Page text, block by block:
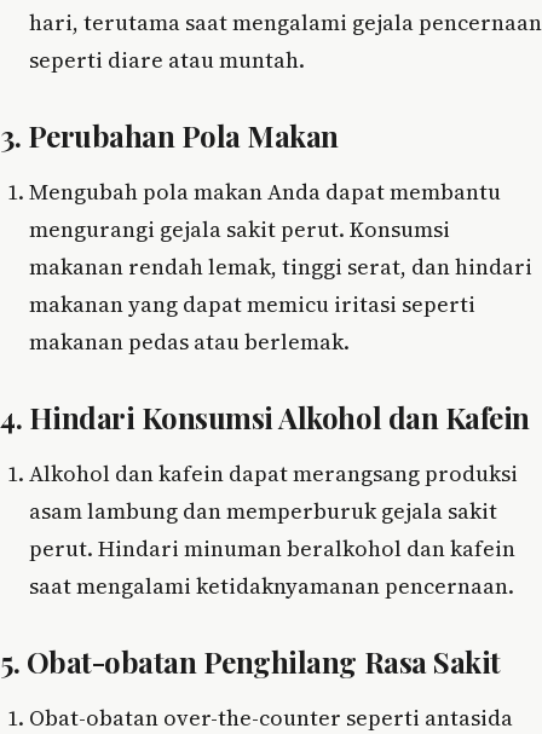
hari, terutama saat mengalami gejala pencernaan
seperti diare atau muntah.
3. Perubahan Pola Makan
Mengubah pola makan Anda dapat membantu
mengurangi gejala sakit perut. Konsumsi
makanan rendah lemak, tinggi serat, dan hindari
makanan yang dapat memicu iritasi seperti
makanan pedas atau berlemak.
4. Hindari Konsumsi Alkohol dan Kafein
Alkohol dan kafein dapat merangsang produksi
asam lambung dan memperburuk gejala sakit
perut. Hindari minuman beralkohol dan kafein
saat mengalami ketidaknyamanan pencernaan.
5. Obat-obatan Penghilang Rasa Sakit
Obat-obatan over-the-counter seperti antasida